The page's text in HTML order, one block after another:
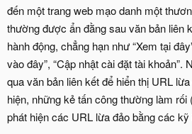
đến một trang web mạo danh một
thường được ẩn đằng sau văn bản liên
hành động, chẳng hạn như “Xem tại
vào đây”, “Cập nhật cài đặt tài khoản”.
qua văn bản liên kết để hiển thị URL
hiện, những kẻ tấn công thường làm
phát hiện các URL lừa đảo bằng các kỹ